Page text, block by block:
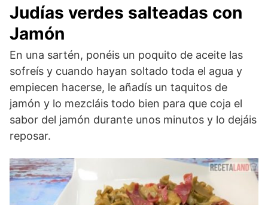
Judías verdes salteadas con
Jamón
En una sartén, ponéis un poquito de aceite las
sofreís y cuando hayan soltado toda el agua y
empiecen hacerse, le añadís un taquitos de
jamón y lo mezcláis todo bien para que coja el
sabor del jamón durante unos minutos y lo dejáis
reposar.